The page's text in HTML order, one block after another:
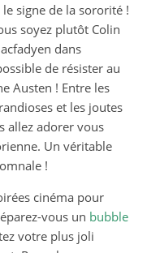
signe de la sororité !
soyez plutôt Colin
dans
de résister au
Austen ! Entre les
et les joutes
allez adorer vous
Un véritable
!
cinéma pour
vous un bubble
votre plus joli